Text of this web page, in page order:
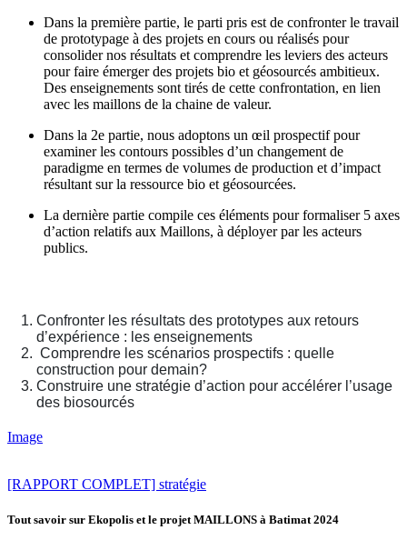
Dans la première partie, le parti pris est de confronter le travail
de prototypage à des projets en cours ou réalisés pour
consolider nos résultats et comprendre les leviers des acteurs
pour faire émerger des projets bio et géosourcés ambitieux.
Des enseignements sont tirés de cette confrontation, en lien
avec les maillons de la chaine de valeur.
Dans la 2e partie, nous adoptons un œil prospectif pour
examiner les contours possibles d’un changement de
paradigme en termes de volumes de production et d’impact
résultant sur la ressource bio et géosourcées.
La dernière partie compile ces éléments pour formaliser 5 axes
d’action relatifs aux Maillons, à déployer par les acteurs
publics.
Confronter les résultats des prototypes aux retours
d’expérience : les enseignements
Comprendre les scénarios prospectifs : quelle
construction pour demain?
Construire une stratégie d’action pour accélérer l’usage
des biosourcés
Image
[RAPPORT COMPLET] stratégie
Tout savoir sur Ekopolis et le projet MAILLONS à Batimat 2024